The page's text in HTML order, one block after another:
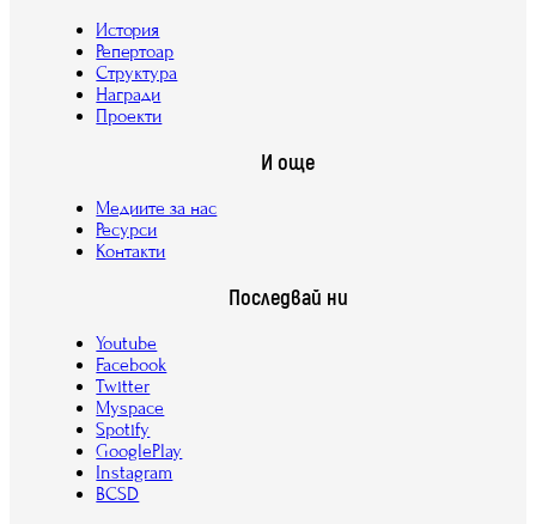
История
Репертоар
Структура
Награди
Проекти
И още
Медиите за нас
Ресурси
Контакти
Последвай ни
Youtube
Facebook
Twitter
Myspace
Spotify
GooglePlay
Instagram
BCSD